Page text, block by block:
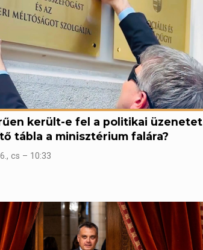
került-e fel a politikai üzenetet
tábla a minisztérium falára?
cs – 10:33